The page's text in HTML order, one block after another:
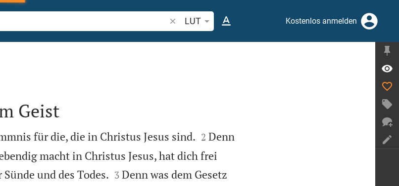
Bibelstelle oder Begriff suchen
LUT Kostenlos anmelden
Geist
für die, die in Christus Jesus sind.
2 Denn
macht in Christus Jesus, hat dich frei
und des Todes.
3 Denn was dem Gesetz